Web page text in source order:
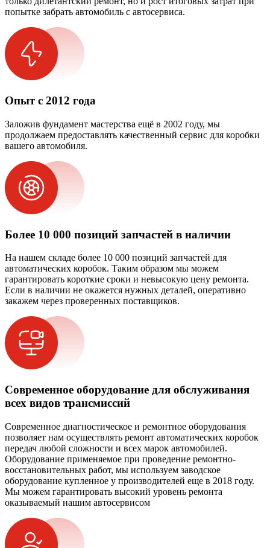
попытке забрать автомобиль с автосервиса.
Опыт с 2012 года
Заложив фундамент мастерства ещё в 2002 году, мы
продолжаем предоставлять качественный сервис для коробки
вашего автомобиля.
Более 10 000 позиций запчастей в наличии
На нашем складе более 10 000 позиций запчастей для
автоматических коробок. Таким образом мы можем
гарантировать короткие сроки и невысокую цену ремонта.
Если в наличии не окажется нужных деталей, оперативно
закажем через проверенных поставщиков.
Современное оборудование для обслуживания
всех видов трансмиссий
Современное диагностическое и ремонтное оборудования
позволяет нам осуществлять ремонт автоматических коробок
передач любой сложности и всех марок автомобилей.
Оборудование применяемое при проведение ремонтно-
восстановительных работ, мы используем заводское
оборудование купленное у производителей еще в 2018 году.
Мы можем гарантировать высокий уровень ремонта
оказываемый нашим автосервисом